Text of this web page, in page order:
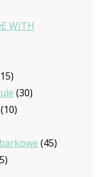
WITH
1515
produktów
3030
1010
4545
55